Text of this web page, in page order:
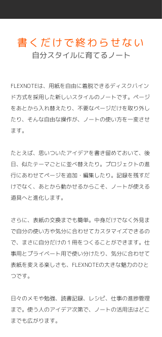
書くだけで終わらせない
​自分スタイルに育てるノート
FLEXNOTEは、用紙を自由に着脱できるディスクバイン
ド方式を採用した新しいスタイルのノートです。ページ
をあとから入れ替えたり、不要なページだけを取り外し
たり、そんな自由な操作が、ノートの使い方を一変させ
ます。
たとえば、思いついたアイデアを書き留めておいて、後
日、似たテーマごとに並べ替えたり。プロジェクトの進
行にあわせてページを追加・編集したり。記録を残すだ
けでなく、あとから動かせるからこそ、ノートが使える
道具へと進化します。
さらに、表紙の交換までも簡単。中身だけでなく外見ま
で自分の使い方や気分に合わせてカスタマイズできるの
で、まさに自分だけの１冊をつくることができます。仕
事用とプライベート用で使い分けたり、気分に合わせて
表紙を変える楽しさも、FLEXNOTEの大きな魅力のひと
つです。
日々のメモや勉強、読書記録、レシピ、仕事の進捗管理
まで。使う人のアイデア次第で、ノートの活用法はどこ
までも広がります。